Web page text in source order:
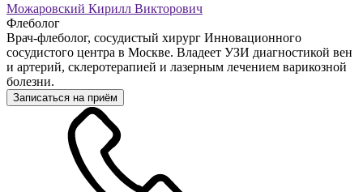
Можаровский Кирилл Викторович
Флеболог
Врач-флеболог, сосудистый хирург Инновационного
сосудистого центра в Москве. Владеет УЗИ диагностикой вен
и артерий, склеротерапией и лазерным лечением варикозной
болезни.
Записаться на приём